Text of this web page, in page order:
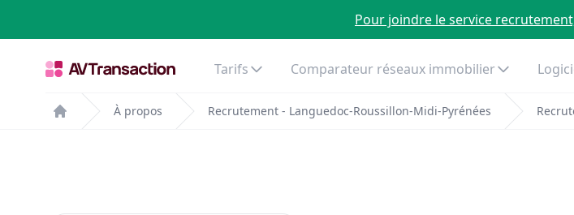
Pour joindre le service
Tarifs Comparateur réseaux immobilier
Home
À propos Recrutement - Languedoc-Roussillon-Midi-Pyrénées